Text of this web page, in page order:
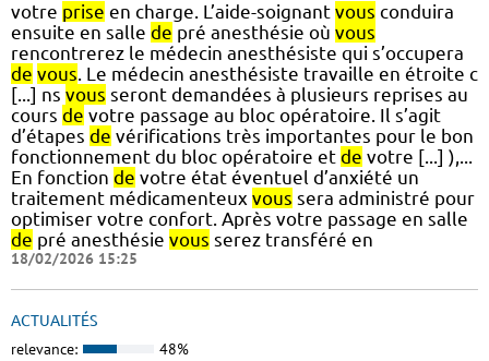
votre prise en charge. L’aide-soignant vous conduira
ensuite en salle de pré anesthésie où vous
rencontrerez le médecin anesthésiste qui s’occupera
de vous. Le médecin anesthésiste travaille en étroite c
[...] ns vous seront demandées à plusieurs reprises au
cours de votre passage au bloc opératoire. Il s’agit
d’étapes de vérifications très importantes pour le bon
fonctionnement du bloc opératoire et de votre [...] ),...
En fonction de votre état éventuel d’anxiété un
traitement médicamenteux vous sera administré pour
optimiser votre confort. Après votre passage en salle
de pré anesthésie vous serez transféré en
18/02/2026 15:25
ACTUALITÉS
relevance: 48%